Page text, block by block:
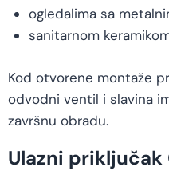
ogledalima sa
sanitarnom
Kod otvorene montaže
odvodni ventil i slavina
završnu obradu.
Ulazni priključak